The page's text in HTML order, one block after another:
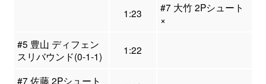
1:23
#7 大竹 2Pシュート
×
#5 豊山 ディフェン
スリバウンド(0-1-1)
1:22
#7 佐藤 2Pシュート